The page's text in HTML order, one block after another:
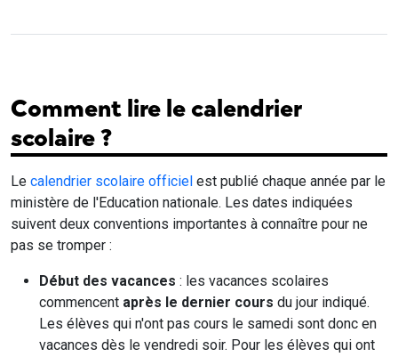
Comment lire le calendrier
scolaire ?
Le calendrier scolaire officiel est publié chaque année par le
ministère de l'Education nationale. Les dates indiquées
suivent deux conventions importantes à connaître pour ne
pas se tromper :
Début des vacances : les vacances scolaires
commencent après le dernier cours du jour indiqué.
Les élèves qui n'ont pas cours le samedi sont donc en
vacances dès le vendredi soir. Pour les élèves qui ont